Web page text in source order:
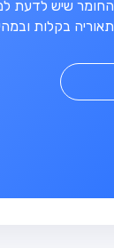
החומר שיש לדעת
בקלות